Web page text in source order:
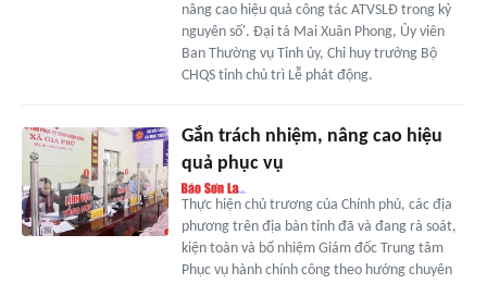
nâng cao hiệu quả công tác ATVSLĐ trong kỷ
nguyên số'. Đại tá Mai Xuân Phong, Ủy viên
Ban Thường vụ Tỉnh ủy, Chỉ huy trưởng Bộ
CHQS tỉnh chủ trì Lễ phát động.
Gắn trách nhiệm, nâng cao hiệu
quả phục vụ
Thực hiện chủ trương của Chính phủ, các địa
phương trên địa bàn tỉnh đã và đang rà soát,
kiện toàn và bổ nhiệm Giám đốc Trung tâm
Phục vụ hành chính công theo hướng chuyên